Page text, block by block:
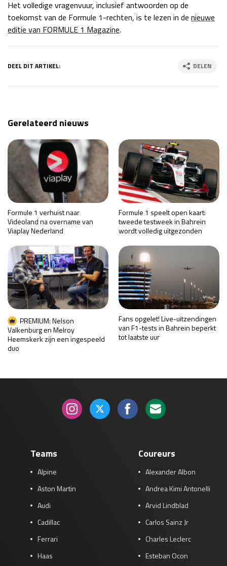
Het volledige vragenvuur, inclusief antwoorden op de
toekomst van de Formule 1-rechten, is te lezen in de nieuwe
editie van FORMULE 1 Magazine.
DEEL DIT ARTIKEL: DELEN
Gerelateerd nieuws
Formule 1 verhuist naar
Videoland na overname van
Viaplay Nederland
Formule 1 speelt open kaart:
tweede testweek in Bahrein
wordt volledig uitgezonden
PREMIUM: Nelson
Valkenburg en Melroy
Heemskerk zijn een ingespeeld
duo
Fans opgelet! Live-uitzendingen
van F1-tests in Bahrein beperkt
tot laatste uur
Teams
Alpine
Aston Martin
Audi
Cadillac
Ferrari
Haas
Coureurs
Alexander Albon
Andrea Kimi Antonelli
Arvid Lindblad
Carlos Sainz Jr
Charles Leclerc
Esteban Ocon